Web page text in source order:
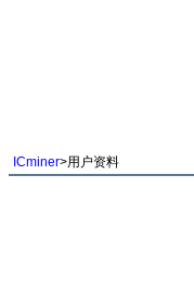
ICminer>用户资料